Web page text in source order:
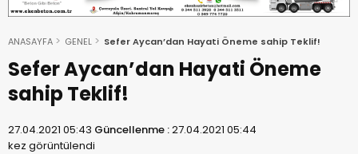
ANASAYFA GENEL Sefer Aycan’dan Hayati Öneme sahip Teklif!
Sefer Aycan’dan Hayati Öneme
sahip Teklif!
27.04.2021 05:43 Güncellenme :27.04.2021 05:44
kez görüntülendi